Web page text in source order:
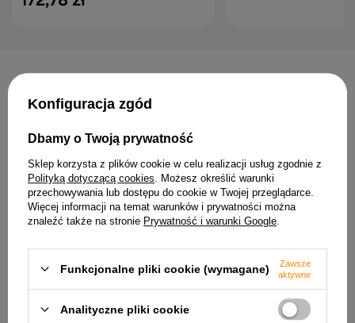
Robot Sterowany 1:14
221,26 zł
Dźwig Z Hakiem Zdalnie
Konfiguracja zgód
Dbamy o Twoją prywatność
Sklep korzysta z plików cookie w celu realizacji usług zgodnie z
Polityką dotyczącą cookies . Możesz określić warunki
przechowywania lub dostępu do cookie w Twojej przeglądarce.
Więcej informacji na temat warunków i prywatności można
znaleźć także na stronie Prywatność i warunki Google
Funkcjonalne pliki cookie (wymagane)
Zawsze
aktywne
Analityczne pliki cookie